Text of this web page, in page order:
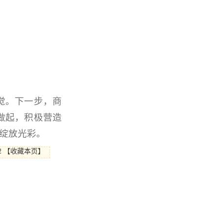
。下一步，商
起，积极营造
放光彩。
【收藏本页 】